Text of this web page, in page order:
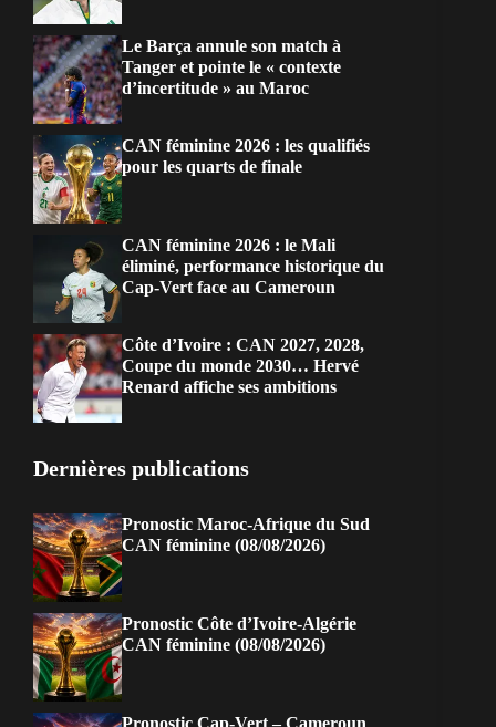
Le Barça annule son match à
Tanger et pointe le « contexte
d’incertitude » au Maroc
CAN féminine 2026 : les qualifiés
pour les quarts de finale
CAN féminine 2026 : le Mali
éliminé, performance historique du
Cap-Vert face au Cameroun
Côte d’Ivoire : CAN 2027, 2028,
Coupe du monde 2030… Hervé
Renard affiche ses ambitions
Dernières publications
Pronostic Maroc-Afrique du Sud
CAN féminine (08/08/2026)
Pronostic Côte d’Ivoire-Algérie
CAN féminine (08/08/2026)